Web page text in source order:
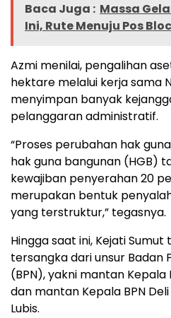
Baca Juga : Massa
Ini, Rute Menuju Pos
Azmi menilai, pengalihan
hektare melalui kerja sama
menyimpan banyak
pelanggaran administratif.
“Proses perubahan hak
hak guna bangunan (HGB)
kewajiban penyerahan 20
merupakan bentuk
yang terstruktur,” tegasnya.
Hingga saat ini, Kejati
tersangka dari unsur Badan
(BPN), yakni mantan Kepala
dan mantan Kepala BPN
Lubis.